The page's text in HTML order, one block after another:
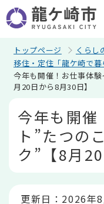
の
ペ
トップページ
くらし
移住・定住「龍ケ崎で暮
今年も開催！お仕事体
月20日から8月30日】
今年も開催
ト”たつの
ク”【8月
更新日：2026年